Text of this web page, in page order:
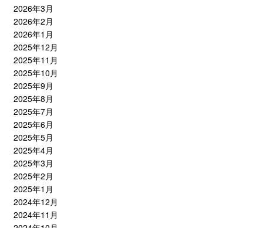
2026年3月
2026年2月
2026年1月
2025年12月
2025年11月
2025年10月
2025年9月
2025年8月
2025年7月
2025年6月
2025年5月
2025年4月
2025年3月
2025年2月
2025年1月
2024年12月
2024年11月